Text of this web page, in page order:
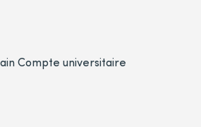
Compte universitaire